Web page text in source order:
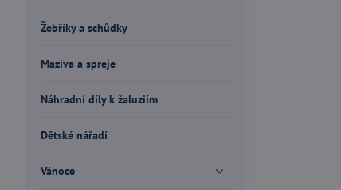
Žebříky a schůdky
Maziva a spreje
Náhradní díly k žaluziím
Dětské nářadí
Vánoce